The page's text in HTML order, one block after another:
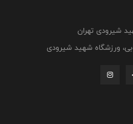
شیرودی تهران
ورزشگاه شهید شیرودی